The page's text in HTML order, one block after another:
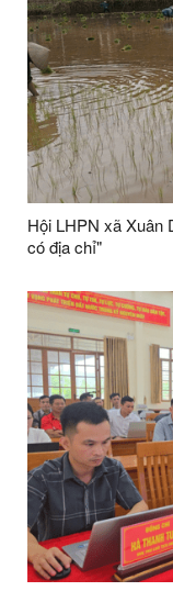
Hội LHPN xã Xuân
có địa chỉ"